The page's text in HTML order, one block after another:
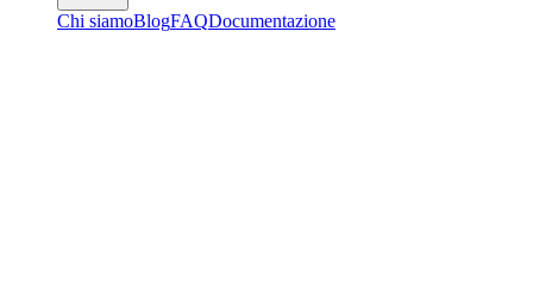
Chi siamoBlogFAQDocumentazione